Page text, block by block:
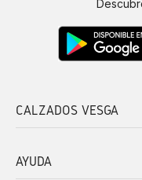
CALZADOS VESGA
AYUDA